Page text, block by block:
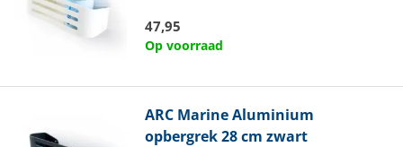
47,95
Op voorraad
ARC MarineAluminium
opbergrek 28 cm zwart